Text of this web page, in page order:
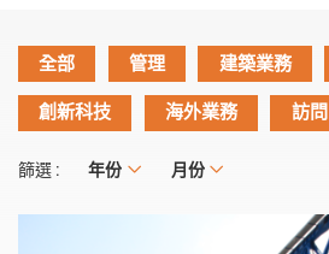
全部 管理 建築業務
創新科技
海外業務 訪問
篩選 : 年份
年份 月份
月份